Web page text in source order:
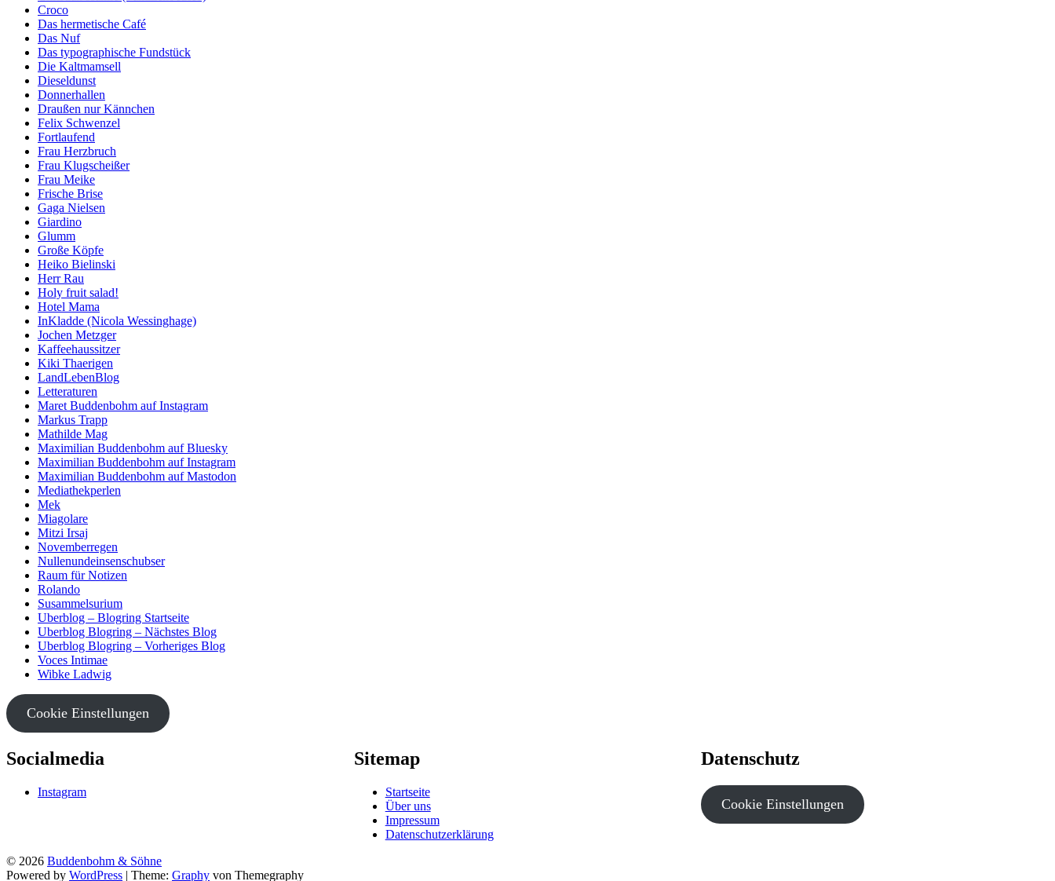
Croco
Das hermetische Café
Das Nuf
Das typographische Fundstück
Die Kaltmamsell
Dieseldunst
Donnerhallen
Draußen nur Kännchen
Felix Schwenzel
Fortlaufend
Frau Herzbruch
Frau Klugscheißer
Frau Meike
Frische Brise
Gaga Nielsen
Giardino
Glumm
Große Köpfe
Heiko Bielinski
Herr Rau
Holy fruit salad!
Hotel Mama
InKladde (Nicola Wessinghage)
Jochen Metzger
Kaffeehaussitzer
Kiki Thaerigen
LandLebenBlog
Letteraturen
Maret Buddenbohm auf Instagram
Markus Trapp
Mathilde Mag
Maximilian Buddenbohm auf Bluesky
Maximilian Buddenbohm auf Instagram
Maximilian Buddenbohm auf Mastodon
Mediathekperlen
Mek
Miagolare
Mitzi Irsaj
Novemberregen
Nullenundeinsenschubser
Raum für Notizen
Rolando
Susammelsurium
Uberblog – Blogring Startseite
Uberblog Blogring – Nächstes Blog
Uberblog Blogring – Vorheriges Blog
Voces Intimae
Wibke Ladwig
Cookie Einstellungen
Socialmedia
Instagram
Sitemap
Startseite
Über uns
Impressum
Datenschutzerklärung
Datenschutz
Cookie Einstellungen
© 2026 Buddenbohm & Söhne
Powered by WordPress | Theme: Graphy von Themegraphy